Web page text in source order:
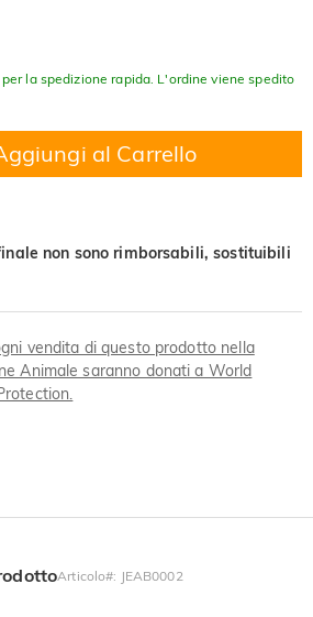
la spedizione rapida. L'ordine viene spedito
al Carrello
non sono rimborsabili, sostituibili
vendita di questo prodotto nella
Animale saranno donati a World
Articolo#: JEAB0002